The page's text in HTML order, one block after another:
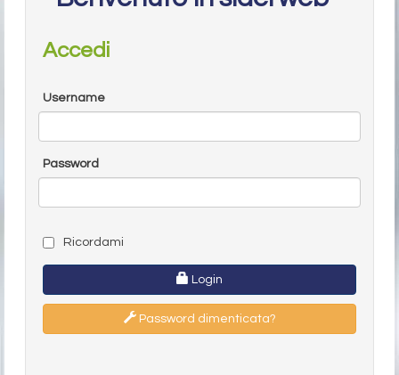
Accedi
Username
Password
Ricordami
Login
Password dimenticata?